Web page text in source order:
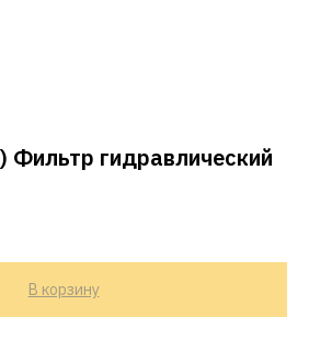
Фильтр гидравлический
В корзину